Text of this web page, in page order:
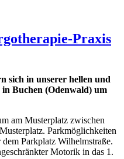
Praxis
sich in unserer hellen und
Buchen (Odenwald) um
am Musterplatz zwischen
Parkmöglichkeiten
Parkplatz Wilhelmstraße.
Motorik in das 1.